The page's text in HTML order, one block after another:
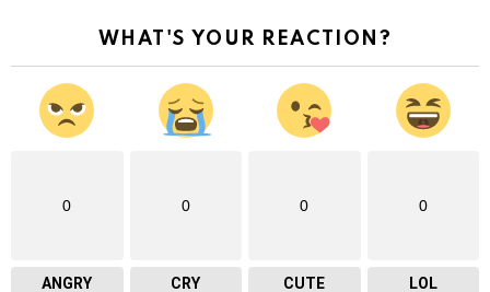
WHAT'S YOUR REACTION?
0
ANGRY
0
CRY
0
CUTE
0
LOL